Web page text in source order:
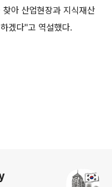
아 산업현장과 지식재산
겠다"고 역설했다.